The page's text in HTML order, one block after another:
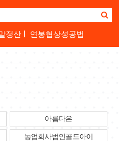
정산 연봉협상성공법
아름다은
농업회사법인골드아이